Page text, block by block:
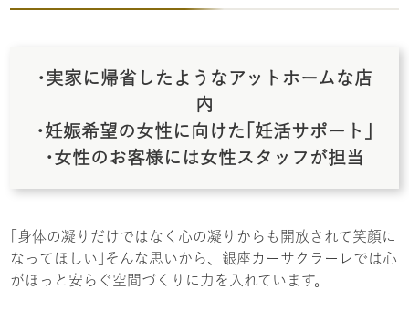
･実家に帰省したようなアットホームな店
内
･妊娠希望の女性に向けた｢妊活サポート｣
･女性のお客様には女性スタッフが担当
｢身体の凝りだけではなく心の凝りからも開放されて笑顔に
なってほしい｣そんな思いから、銀座カーサクラーレでは心
がほっと安らぐ空間づくりに力を入れています。